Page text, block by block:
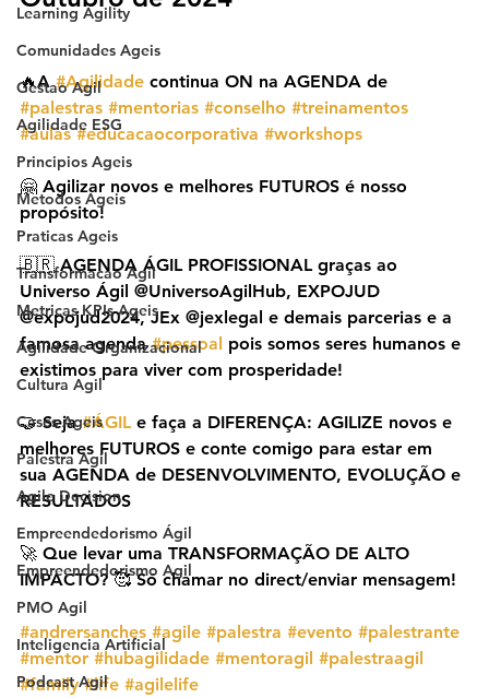
Learning Agility
Comunidades Ageis
Gestao Agil
Agilidade ESG
Principios Ageis
Metodos Ageis
Praticas Ageis
Transformacao Agil
Metricas KPIs Ageis
Agilidade Organizacional
Cultura Agil
Cases Ageis
Palestra Agil
Agile Decision
Empreendedorismo Ágil
Empreendedorismo Agil
PMO Agil
Inteligencia Artificial
Podcast Agil
🔥A #Agilidade continua ON na AGENDA de
#palestras #mentorias #conselho #treinamentos
#aulas #educacaocorporativa #workshops
🤗 Agilizar novos e melhores FUTUROS é nosso
propósito!
🇧🇷 AGENDA ÁGIL PROFISSIONAL graças ao
Universo Ágil @UniversoAgilHub, EXPOJUD
@expojud2024, JEx @jexlegal e demais parcerias e a
famosa agenda #pessoal pois somos seres humanos e
existimos para viver com prosperidade!
🤝 Seja #ÁGIL e faça a DIFERENÇA: AGILIZE novos e
melhores FUTUROS e conte comigo para estar em
sua AGENDA de DESENVOLVIMENTO, EVOLUÇÃO e
RESULTADOS
🚀 Que levar uma TRANSFORMAÇÃO DE ALTO
IMPACTO? 🥰 Só chamar no direct/enviar mensagem!
#andrersanches #agile #palestra #evento #palestrante
#mentor #hubagilidade #mentoragil #palestraagil
#family #life #agilelife